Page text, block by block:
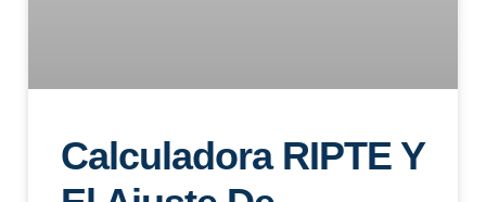
Calculadora RIPTE Y